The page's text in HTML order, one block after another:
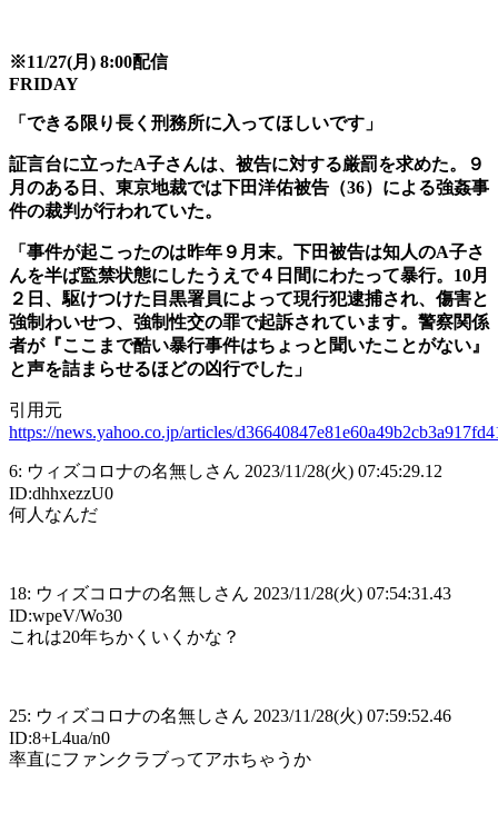
※11/27(月) 8:00配信
FRIDAY
「できる限り長く刑務所に入ってほしいです」
証言台に立ったA子さんは、被告に対する厳罰を求めた。９
月のある日、東京地裁では下田洋佑被告（36）による強姦事
件の裁判が行われていた。
「事件が起こったのは昨年９月末。下田被告は知人のA子さ
んを半ば監禁状態にしたうえで４日間にわたって暴行。10月
２日、駆けつけた目黒署員によって現行犯逮捕され、傷害と
強制わいせつ、強制性交の罪で起訴されています。警察関係
者が『ここまで酷い暴行事件はちょっと聞いたことがない』
と声を詰まらせるほどの凶行でした」
引用元
https://news.yahoo.co.jp/articles/
6: ウィズコロナの名無しさん 2023/11/28(火) 07:45:29.12
ID:dhhxezzU0
何人なんだ
18: ウィズコロナの名無しさん 2023/11/28(火) 07:54:31.43
ID:wpeV/Wo30
これは20年ちかくいくかな？
25: ウィズコロナの名無しさん 2023/11/28(火) 07:59:52.46
ID:8+L4ua/n0
率直にファンクラブってアホちゃうか